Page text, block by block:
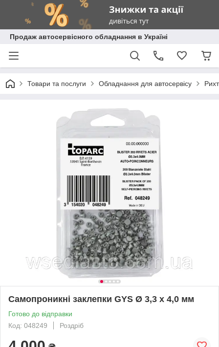
Продаж автосервісного обладнання в Україні
Товари та послуги Обладнання для автосервісу
Самопроникні заклепки GYS Ø 3,3 х 4,0 мм
Готово до відправки
Код: 048249
Роздріб